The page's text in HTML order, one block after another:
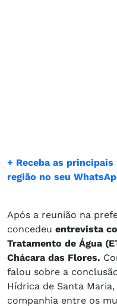
+ Receba as
região no seu
Após a reunião na
concedeu entrevista
Tratamento de Água
Chácara das Flores.
falou sobre a
Hídrica de Santa
companhia entre os